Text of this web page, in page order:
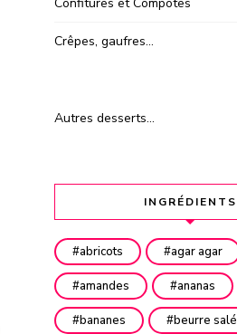
Crêpes, gaufres…
Autres desserts…
INGRÉDIENTS
abricots agar agar
amandes ananas
bananes beurre salé